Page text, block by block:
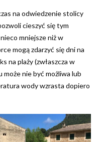
na odwiedzenie stolicy
cieszyć się tym
mniejsze niż w
mogą zdarzyć się dni na
na plaży (zwłaszcza w
może nie być możliwa lub
wody wzrasta dopiero